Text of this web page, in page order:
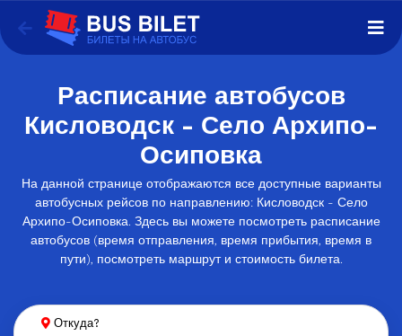
Расписание автобусов
Кисловодск - Село Архипо-
Осиповка
На данной странице отображаются все доступные варианты
автобусных рейсов по направлению: Кисловодск - Село
Архипо-Осиповка. Здесь вы можете посмотреть расписание
автобусов (время отправления, время прибытия, время в
пути), посмотреть маршрут и стоимость билета.
Откуда?